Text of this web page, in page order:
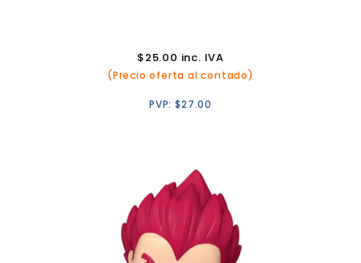
$25.00 inc. IVA
(Precio oferta al contado)
PVP:$27.00